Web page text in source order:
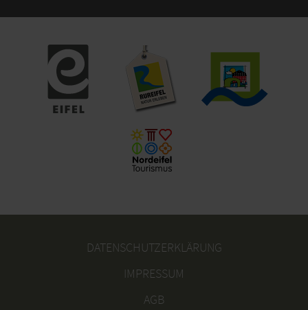
DATENSCHUTZERKLÄRUNG
IMPRESSUM
AGB